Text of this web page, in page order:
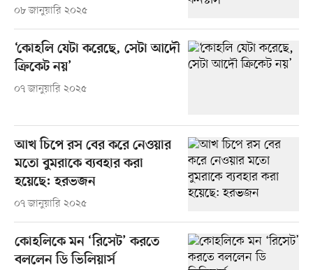
০৮ জানুয়ারি ২০২৫
‘কোহলি যেটা করেছে, সেটা আদৌ
ক্রিকেট নয়’
০৭ জানুয়ারি ২০২৫
আখ চিপে রস বের করে নেওয়ার
মতো বুমরাকে ব্যবহার করা
হয়েছে: হরভজন
০৭ জানুয়ারি ২০২৫
কোহলিকে মন ‘রিসেট’ করতে
বললেন ডি ভিলিয়ার্স